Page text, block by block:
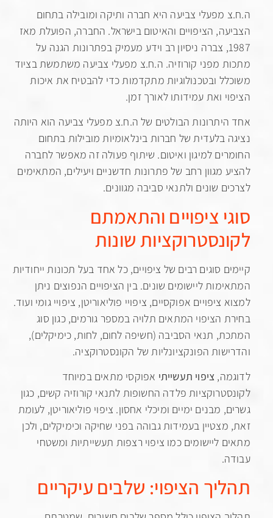
צביעה היא חברה ותיקה ומובילה בתחום
הציפויים והאיטום בישראל. החברה, הפועלת מאז
1987, צברה ניסיון רב וידע מעמיק בפתרונות הגנה על
מפני קורוזיה. ה.ח.צ מפעלי צביעה משתמשת בציוד
ובטכנולוגיות מתקדמות כדי להבטיח את איכות
ואת עמידותו לאורך זמן.
הבולטים של ה.ח.צ מפעלי צביעה הוא היותה
בלעדית של חברות בינלאומיות מובילות בתחום
למיגון ואיטום. שיתוף פעולה זה מאפשר לחברה
מגוון רחב של פתרונות חדשניים ויעילים, המתאימים
שונים ולתנאי סביבה מגוונים.
ציפויים והתאמתם
שונות
סוגים רבים של ציפויים, כל אחד בעל תכונות ייחודיות
ליישומים שונים. בין הציפויים הנפוצים ניתן
ציפויים אפוקסיים, ציפויי פוליאוריטן, ציפויי גומי ועוד.
הציפוי המתאים תלויה במספר גורמים, כגון סוג
תנאי הסביבה (חשיפה לחום, לחות, כימיקלים),
הפונקציונליות של הקונסטרוקציה.
ציפוי תעשייתיאפוקסי מתאים במיוחד
פלדה החשופות לתנאי קורוזיה קשים, כגון
מבנים ימיים ומיכלי אחסון. ציפוי פוליאוריטן, לעומת
בעמידות גבוהה בפני שחיקה וכימיקלים, ולכן
ליישומים כמו ציפוי רצפות תעשייתיות ומשטחי
הציפוי: שלבים עיקריים